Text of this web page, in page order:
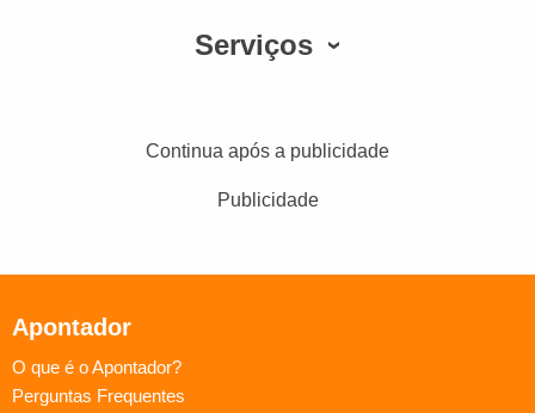
Serviços
Continua após a publicidade
Publicidade
Apontador
O que é o Apontador?
Perguntas Frequentes